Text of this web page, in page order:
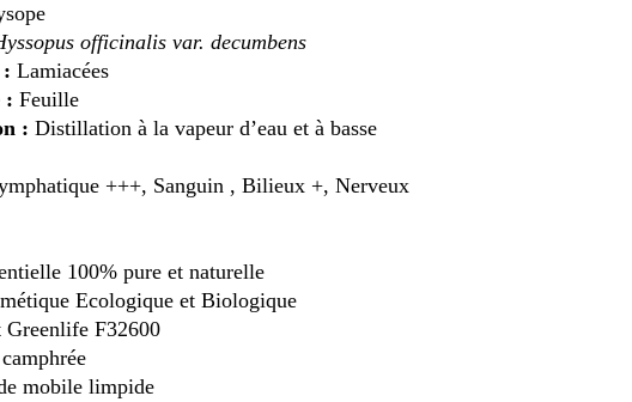
officinalis var. decumbens
Lamiacées
: Feuille
: Distillation à la vapeur d’eau et à basse
+++, Sanguin , Bilieux +, Nerveux
100% pure et naturelle
Ecologique et Biologique
F32600
mobile limpide